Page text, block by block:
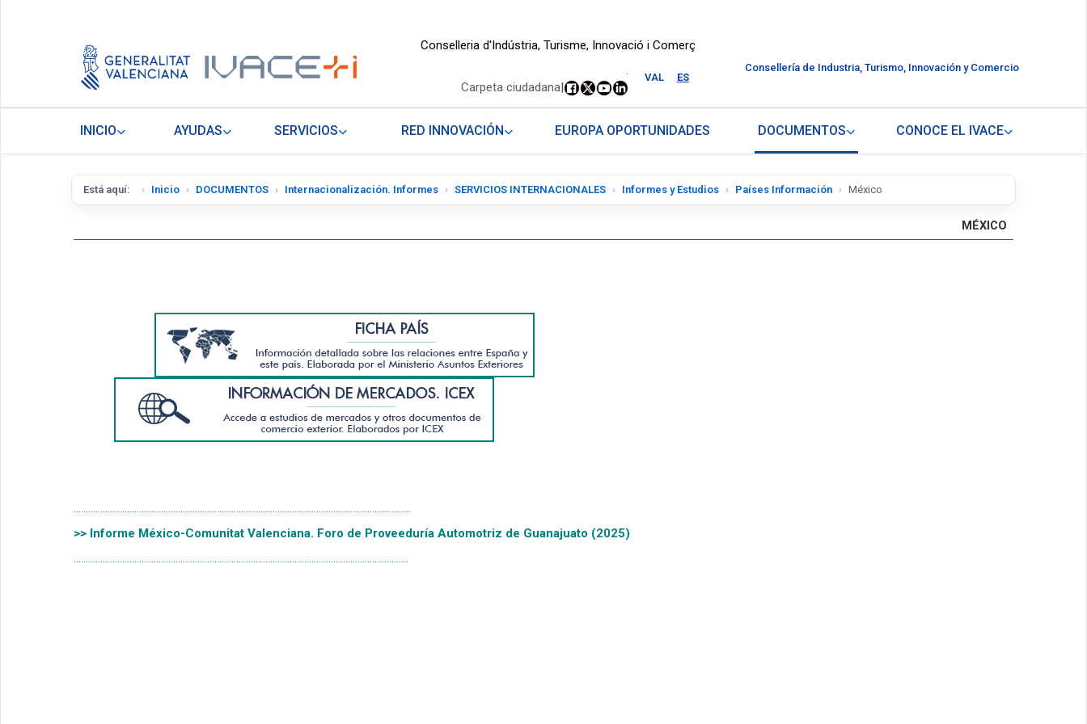
Conselleria d'Indústria, Turisme, Innovació i Comerç
VAL ES
.
Carpeta ciudadana|
Consellería de Industria, Turismo, Innovación y Comercio
INICIO AYUDAS SERVICIOS RED INNOVACIÓN EUROPA OPORTUNIDADES DOCUMENTOS CONOCE EL IVACE
Está aquí: Inicio DOCUMENTOS Internacionalización. Informes SERVICIOS INTERNACIONALES Informes y Estudios Países Información México
MÉXICO
...........................................................................................................................................
>> Informe México-Comunitat Valenciana. Foro de Proveeduría Automotriz de Guanajuato (2025)
..........................................................................................................................................